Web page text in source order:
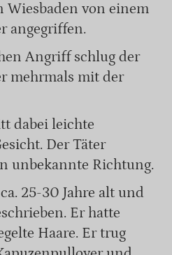
von einem
angegriffen.
Angriff schlug der
mehrmals mit der
dabei leichte
Der Täter
unbekannte Richtung.
25-30 Jahre alt und
Er hatte
Haare. Er trug